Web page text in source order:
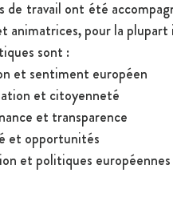
de travail ont été
animatrices, pour la plupart
sont :
et sentiment européen
et citoyenneté
et transparence
et opportunités
et politiques européennes